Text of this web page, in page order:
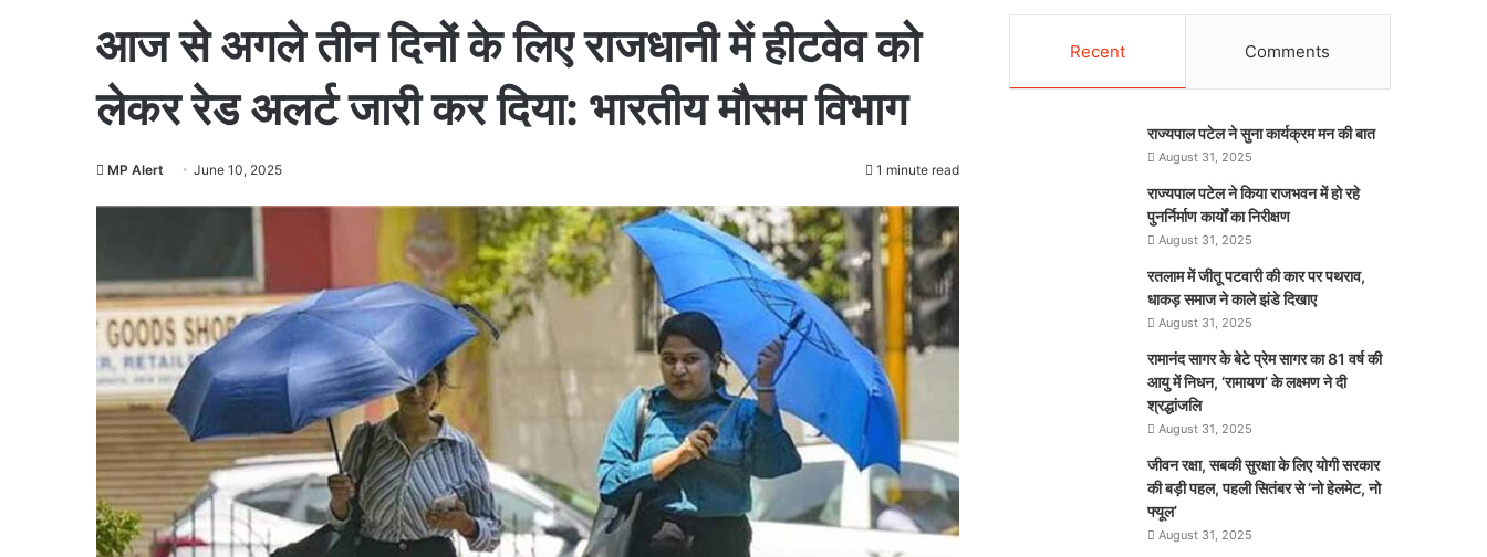
for
आज से अगले तीन दिनों के लिए राजधानी में हीटवेव को
लेकर रेड अलर्ट जारी कर दिया: भारतीय मौसम विभाग
MP Alert June 10, 2025 1 minute read
Recent Comments
राज्यपाल पटेल ने सुना कार्यक्रम मन की बात
August 31, 2025
राज्यपाल पटेल ने किया राजभवन में हो रहे
पुनर्निर्माण कार्यों का निरीक्षण
August 31, 2025
रतलाम में जीतू पटवारी की कार पर पथराव,
धाकड़ समाज ने काले झंडे दिखाए
August 31, 2025
रामानंद सागर के बेटे प्रेम सागर का 81 वर्ष की
आयु में निधन, ‘रामायण’ के लक्ष्मण ने दी
श्रद्धांजलि
August 31, 2025
जीवन रक्षा, सबकी सुरक्षा के लिए योगी सरकार
की बड़ी पहल, पहली सितंबर से ‘नो हेलमेट, नो
फ्यूल’
August 31, 2025